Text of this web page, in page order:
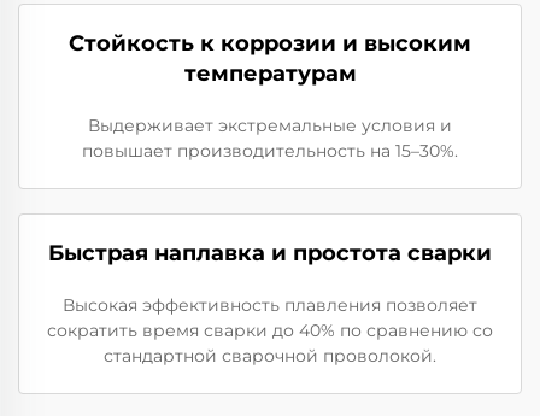
Стойкость к коррозии и высоким
температурам
Выдерживает экстремальные условия и
повышает производительность на 15–30%.
Быстрая наплавка и простота сварки
Высокая эффективность плавления позволяет
сократить время сварки до 40% по сравнению со
стандартной сварочной проволокой.